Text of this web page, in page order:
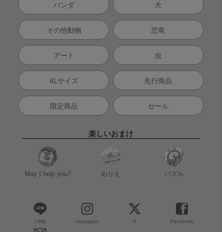
パンダ 犬
その他動物 恐竜
アート 虫
4Lサイズ 先行商品
限定商品 セール
楽しいおまけ
May I help you? ぬりえ パズル
LINE Instagram X Facebook